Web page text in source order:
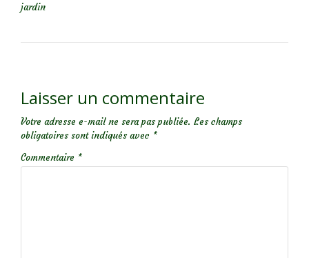
jardin
Laisser un commentaire
Votre adresse e-mail ne sera pas publiée. Les champs
obligatoires sont indiqués avec *
Commentaire *